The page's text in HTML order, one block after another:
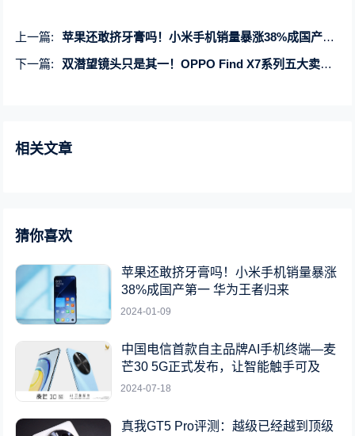
上一篇:
苹果还敢挤牙膏吗！小米手机销量暴涨38%成国产第一 华为王者归来
下一篇:
双潜望镜头只是其一！OPPO Find X7系列五大卖点全解析
相关文章
猜你喜欢
苹果还敢挤牙膏吗！小米手机销量暴涨
38%成国产第一 华为王者归来
2024-01-09
中国电信首款自主品牌AI手机终端—麦
芒30 5G正式发布，让智能触手可及
2024-07-18
真我GT5 Pro评测：越级已经越到顶级